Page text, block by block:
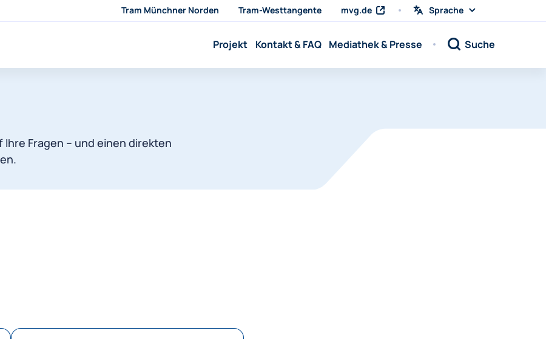
Tram Münchner Norden Tram-Westtangente mvg.de
Sprache
Sprache
Sprache:
Projekt Kontakt & FAQ Mediathek & Presse Suche
Fragen – und einen direkten